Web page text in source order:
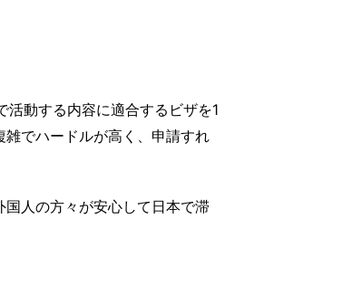
動する内容に適合するビザを1
でハードルが高く、申請すれ
人の方々が安心して日本で滞